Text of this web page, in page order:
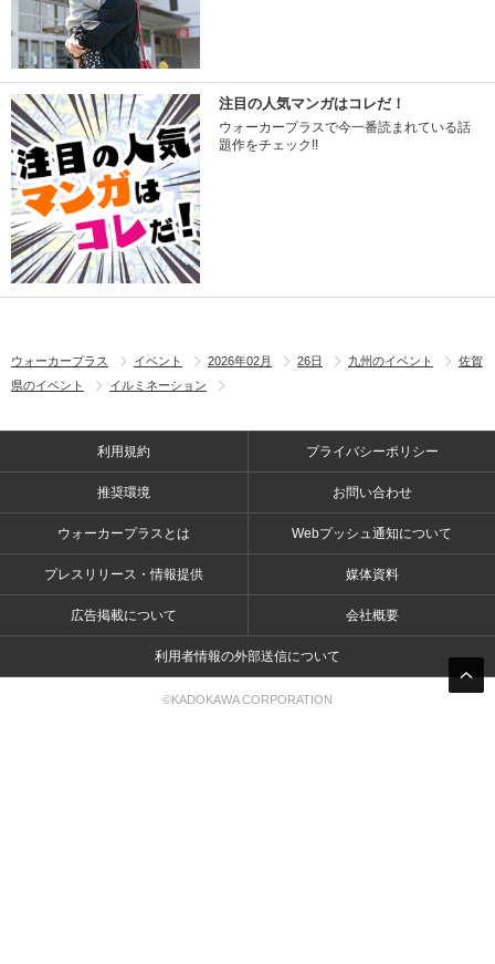
注目の人気マンガはコレだ！
ウォーカープラスで今一番読まれている話
題作をチェック!!
ウォーカープラス イベント 2026年02月 26日 九州のイベント
佐賀
県のイベント
イルミネーション
利用規約 プライバシーポリシー
推奨環境 お問い合わせ
ウォーカープラスとは Webプッシュ通知について
プレスリリース・情報提供 媒体資料
広告掲載について 会社概要
利用者情報の外部送信について
©KADOKAWA CORPORATION